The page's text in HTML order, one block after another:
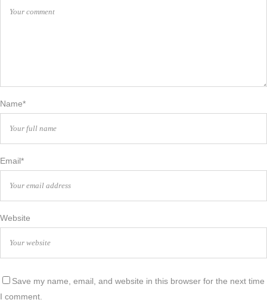
Name*
Email*
Website
Save my name, email, and website in this browser for the next time
I comment.